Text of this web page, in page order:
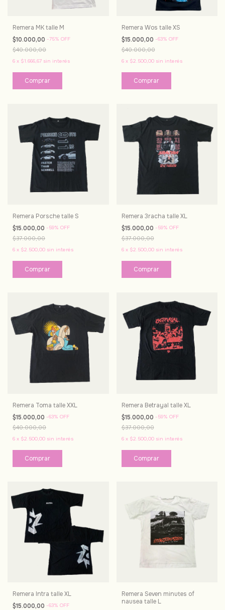
Remera MK talle M
$10.000,00 -75% OFF
$40.000,00
6 x $1.666,67 sin interés
Remera Wos talle XS
$15.000,00 -63% OFF
$40.000,00
6 x $2.500,00 sin interés
Remera Porsche talle S
$15.000,00 -59% OFF
$37.000,00
6 x $2.500,00 sin interés
Remera 3racha talle XL
$15.000,00 -59% OFF
$37.000,00
6 x $2.500,00 sin interés
Remera Toma talle XXL
$15.000,00 -63% OFF
$40.000,00
6 x $2.500,00 sin interés
Remera Betrayal talle XL
$15.000,00 -59% OFF
$37.000,00
6 x $2.500,00 sin interés
Remera Intra talle XL
$15.000,00 -63% OFF
Remera Seven minutes of
nausea talle L